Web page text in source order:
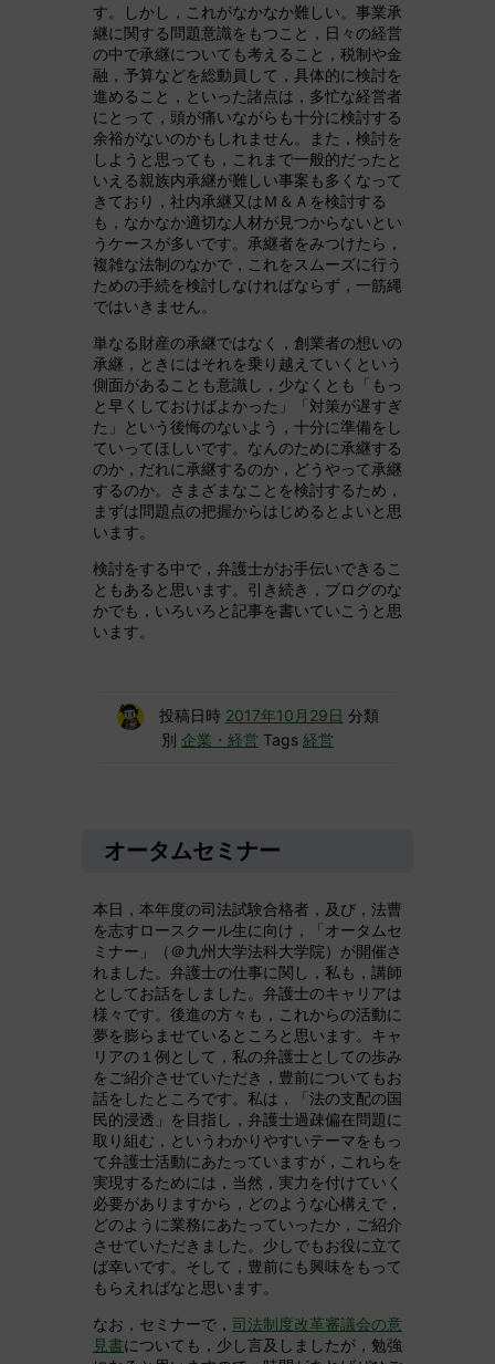
す。しかし，これがなかなか難しい。事業承
継に関する問題意識をもつこと，日々の経営
の中で承継についても考えること，税制や金
融，予算などを総動員して，具体的に検討を
進めること，といった諸点は，多忙な経営者
にとって，頭が痛いながらも十分に検討する
余裕がないのかもしれません。また，検討を
しようと思っても，これまで一般的だったと
いえる親族内承継が難しい事案も多くなって
きており，社内承継又はＭ＆Ａを検討する
も，なかなか適切な人材が見つからないとい
うケースが多いです。承継者をみつけたら，
複雑な法制のなかで，これをスムーズに行う
ための手続を検討しなければならず，一筋縄
ではいきません。
単なる財産の承継ではなく，創業者の想いの
承継，ときにはそれを乗り越えていくという
側面があることも意識し，少なくとも「もっ
と早くしておけばよかった」「対策が遅すぎ
た」という後悔のないよう，十分に準備をし
ていってほしいです。なんのために承継する
のか，だれに承継するのか，どうやって承継
するのか。さまざまなことを検討するため，
まずは問題点の把握からはじめるとよいと思
います。
検討をする中で，弁護士がお手伝いできるこ
ともあると思います。引き続き，ブログのな
かでも，いろいろと記事を書いていこうと思
います。
投稿日時 2017年10月29日 分類
別 企業・経営 Tags 経営
オータムセミナー
本日，本年度の司法試験合格者，及び，法曹
を志すロースクール生に向け，「オータムセ
ミナー」（＠九州大学法科大学院）が開催さ
れました。弁護士の仕事に関し，私も，講師
としてお話をしました。弁護士のキャリアは
様々です。後進の方々も，これからの活動に
夢を膨らませているところと思います。キャ
リアの１例として，私の弁護士としての歩み
をご紹介させていただき，豊前についてもお
話をしたところです。私は，「法の支配の国
民的浸透」を目指し，弁護士過疎偏在問題に
取り組む，というわかりやすいテーマをもっ
て弁護士活動にあたっていますが，これらを
実現するためには，当然，実力を付けていく
必要がありますから，どのような心構えで，
どのように業務にあたっていったか，ご紹介
させていただきました。少しでもお役に立て
ば幸いです。そして，豊前にも興味をもって
もらえればなと思います。
なお，セミナーで， 司法制度改革審議会の意
見書についても，少し言及しましたが，勉強